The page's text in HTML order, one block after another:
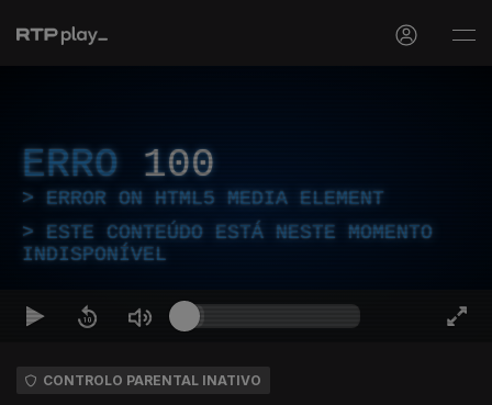
ERRO 100
ERROR ON HTML5 MEDIA ELEMENT
ESTE CONTEÚDO ESTÁ NESTE MOMENTO
INDISPONÍVEL
CONTROLO PARENTAL INATIVO